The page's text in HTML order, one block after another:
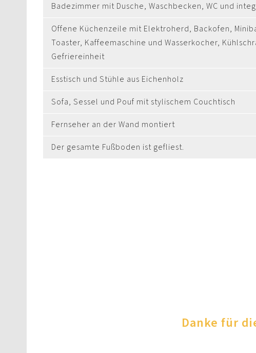
Badezimmer mit Dusche, Waschbecken, WC und
Offene Küchenzeile mit Elektroherd, Backofen,
Toaster, Kaffeemaschine und Wasserkocher,
Gefriereinheit
Esstisch und Stühle aus Eichenholz
Sofa, Sessel und Pouf mit stylischem Couchtisch
Fernseher an der Wand montiert
Der gesamte Fußboden ist gefliest.
Danke für